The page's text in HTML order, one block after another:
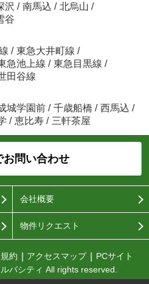
沢 / 南馬込 / 北烏山 /
谷
/ 東急大井町線 /
急池上線 / 東急目黒線 /
田谷線
城学園前 / 千歳船橋 / 西馬込 /
/ 恵比寿 / 三軒茶屋
お問い合わせ
会社概要
物件リクエスト
約 アクセスマップ
PCサイト
バシティ All rights reserved.